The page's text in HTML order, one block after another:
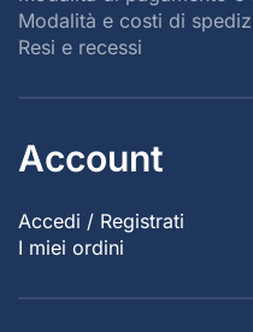
Modalità e costi di
Resi e recessi
Account
Accedi / Registrati
I miei ordini